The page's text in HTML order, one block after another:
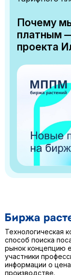
Почему
платным
проекта
Технологическая
способ поиска
рынок концепцию
участники
информации о
производстве.